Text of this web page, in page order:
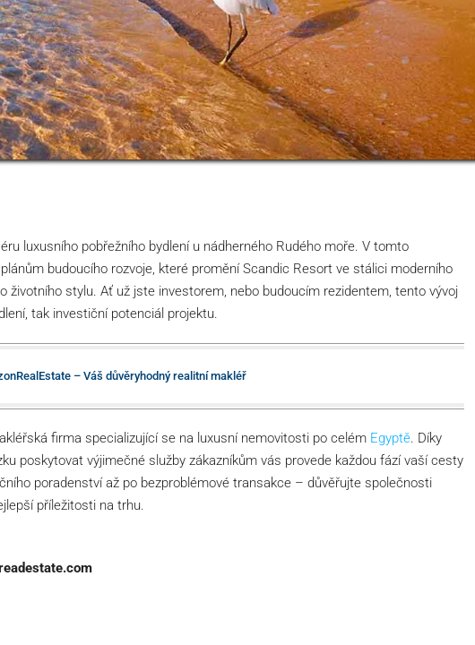
luxusního pobřežního bydlení u nádherného Rudého moře. V tomto
budoucího rozvoje, které promění Scandic Resort ve stálici moderního
životního stylu. Ať už jste investorem, nebo budoucím rezidentem, tento vývoj
tak investiční potenciál projektu.
– Váš důvěryhodný realitní makléř
firma specializující se na luxusní nemovitosti po celém Egyptě. Díky
poskytovat výjimečné služby zákazníkům vás provede každou fází vaší cesty
poradenství až po bezproblémové transakce – důvěřujte společnosti
příležitosti na trhu.